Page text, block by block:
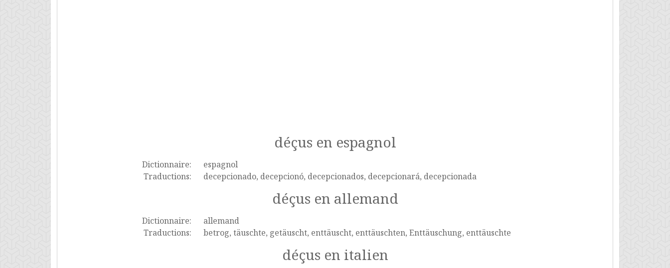
déçus en espagnol
Dictionnaire:
espagnol
Traductions:
decepcionado, decepcionó, decepcionados, decepcionará, decepcionada
déçus en allemand
Dictionnaire:
allemand
Traductions:
betrog, täuschte, getäuscht, enttäuscht, enttäuschten, Enttäuschung, enttäuschte
déçus en italien